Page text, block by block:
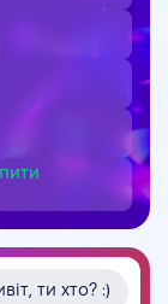
ти хто? :)